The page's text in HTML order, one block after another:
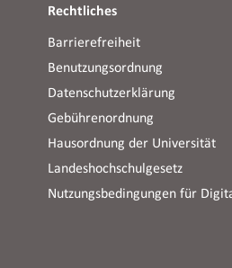
Rechtliches
Barrierefreiheit
Benutzungsordnung
Datenschutzerklärung
Gebührenordnung
Hausordnung der Universität
Landeshochschulgesetz
Nutzungsbedingungen für